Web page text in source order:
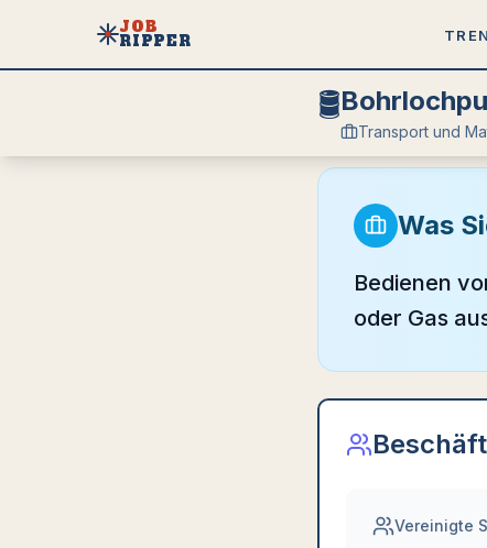
JOB
RIPPER
🛢️
Transport und
Was
Bedienen
oder Gas
Vereinigte